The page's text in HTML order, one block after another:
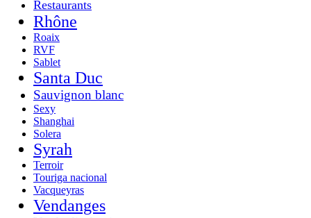
Restaurants
Rhône
Roaix
RVF
Sablet
Santa Duc
Sauvignon blanc
Sexy
Shanghai
Solera
Syrah
Terroir
Touriga nacional
Vacqueyras
Vendanges